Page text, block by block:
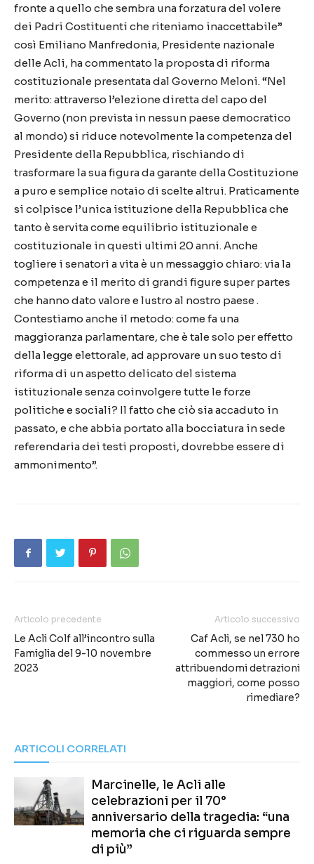
fronte a quello che sembra una forzatura del volere
dei Padri Costituenti che riteniamo inaccettabile”
così Emiliano Manfredonia, Presidente nazionale
delle Acli, ha commentato la proposta di riforma
costituzionale presentata dal Governo Meloni. “Nel
merito: attraverso l’elezione diretta del capo del
Governo (non prevista in nessun paese democratico
al mondo) si riduce notevolmente la competenza del
Presidente della Repubblica, rischiando di
trasformare la sua figura da garante della Costituzione
a puro e semplice notaio di scelte altrui. Praticamente
si colpisce l’unica istituzione della Repubblica che
tanto è servita come equilibrio istituzionale e
costituzionale in questi ultimi 20 anni. Anche
togliere i senatori a vita è un messaggio chiaro: via la
competenza e il merito di grandi figure super partes
che hanno dato valore e lustro al nostro paese .
Contestiamo anche il metodo: come fa una
maggioranza parlamentare, che è tale solo per effetto
della legge elettorale, ad approvare un suo testo di
riforma di un aspetto delicato del sistema
istituzionale senza coinvolgere tutte le forze
politiche e sociali? Il fatto che ciò sia accaduto in
passato, e che abbia portato alla bocciatura in sede
referendaria dei testi proposti, dovrebbe essere di
ammonimento”.
Articolo precedente
Le Acli Colf all’incontro sulla
Famiglia del 9-10 novembre
2023
Articolo successivo
Caf Acli, se nel 730 ho
commesso un errore
attribuendomi detrazioni
maggiori, come posso
rimediare?
ARTICOLI CORRELATI
Marcinelle, le Acli alle
celebrazioni per il 70°
anniversario della tragedia: “una
memoria che ci riguarda sempre
di più”